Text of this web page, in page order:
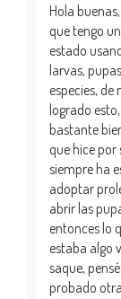
Hola
que tengo
estado
larvas,
especies,
logrado
bastante
que hice
siempre ha
adoptar
abrir las
entonces lo
estaba algo
saque,
probado